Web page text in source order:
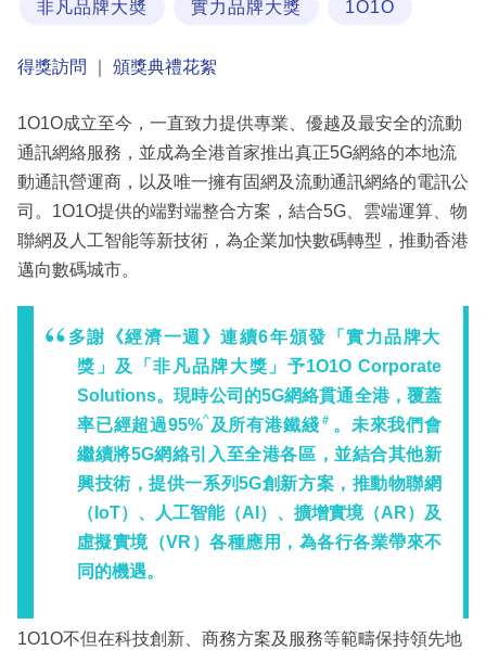
活
專
閱
專
區
非凡品牌大奬 實力品牌大獎 1O1O
得獎訪問 頒獎典禮花絮
1O1O成立至今，一直致力提供專業、優越及最安全的流動
通訊網絡服務，並成為全港首家推出真正5G網絡的本地流
動通訊營運商，以及唯一擁有固網及流動通訊網絡的電訊公
司。1O1O提供的端對端整合方案，結合5G、雲端運算、物
聯網及人工智能等新技術，為企業加快數碼轉型，推動香港
邁向數碼城市。
多謝《經濟一週》連續6年頒發「實力品牌大
獎」及「非凡品牌大獎」予1O1O Corporate
Solutions。現時公司的5G網絡貫通全港，覆蓋
率已經超過95%^及所有港鐵綫 ＃ 。未來我們會
繼續將5G網絡引入至全港各區，並結合其他新
興技術，提供一系列5G創新方案，推動物聯網
（IoT）、人工智能（AI）、擴增實境（AR）及
虛擬實境（VR）各種應用，為各行各業帶來不
同的機遇。
1O1O不但在科技創新、商務方案及服務等範疇保持領先地